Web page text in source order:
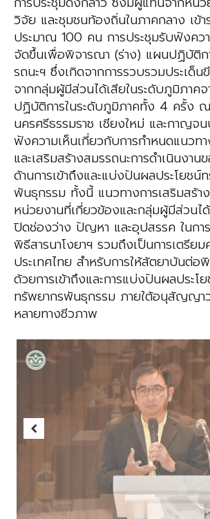
วิจัย และชุมชนท้องถิ่นในภาคกลาง เข้
ประมาณ 100 คน การประชุมรับฟังคว
จัดขึ้นเพื่อพิจารณา (ร่าง) แผนปฏิบัติก
รถนะฯ ซึ่งเกิดจากการรวบรวมประเด็น
จากกลุ่มผู้มีส่วนได้เสียในระดับภูมิภาคจ
ปฏิบัติการในระดับภูมิภาคทั้ง 4 ครั้ง
นครศรีธรรมราช เชียงใหม่ และกาญ
ฟังความเห็นเกี่ยวกับการกำหนดแนวท
และเสริมสร้างสมรรถนะการดำเนินงาน
ด้านการเข้าถึงและแบ่งปันผลประโยชน์
พันธุกรรม ทั้งนี้ แนวทางการเสริมสร้า
หน่วยงานที่เกี่ยวข้องและกลุ่มผู้มีส่วนไ
ปิดช่องว่าง ปัญหา และอุปสรรค ในกา
พิธีสารนาโงยาฯ รวมถึงเป็นการเตรีย
ประเทศไทย สำหรับการให้สัตยาบันต่อพิ
ด้วยการเข้าถึงและการแบ่งปันผลประโ
ทรัพยากรพันธุกรรม ภายใต้อนุสัญญา
หลายทางชีวภาพ